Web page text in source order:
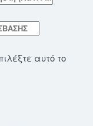
αυτό το